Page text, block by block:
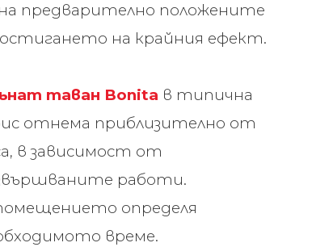
на предварително положените
на крайния ефект.
таван Bonita в типична
отнема приблизително от
в зависимост от
работи.
определя
време.